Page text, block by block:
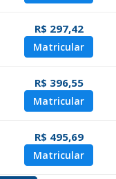
R$ 297,42
Matricular
R$ 396,55
Matricular
R$ 495,69
Matricular